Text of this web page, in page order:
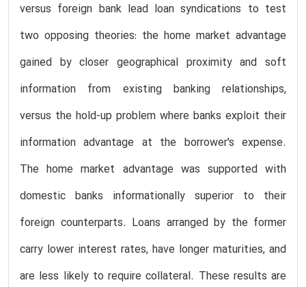
versus foreign bank lead loan syndications to test
two opposing theories: the home market advantage
gained by closer geographical proximity and soft
information from existing banking relationships,
versus the hold-up problem where banks exploit their
information advantage at the borrower's expense.
The home market advantage was supported with
domestic banks informationally superior to their
foreign counterparts. Loans arranged by the former
carry lower interest rates, have longer maturities, and
are less likely to require collateral. These results are